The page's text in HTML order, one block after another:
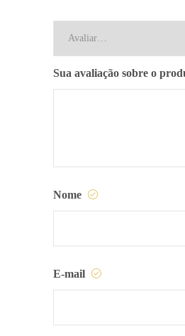
Sua avaliação sobre o
Nome
E-mail